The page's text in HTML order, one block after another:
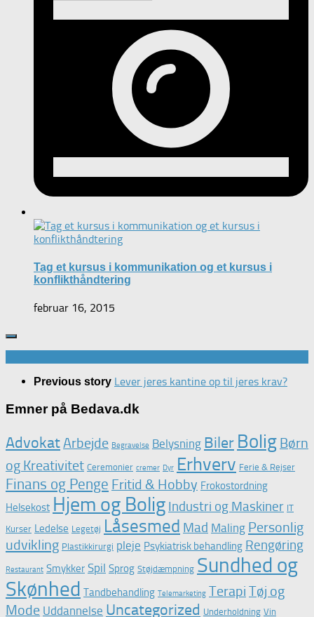
Tag et kursus i kommunikation og et kursus i
konflikthåndtering
februar 16, 2015
Previous story Lever jeres kantine op til jeres krav?
Emner på Bedava.dk
AdvokatArbejde Begravelse Belysning Biler Bolig Børn
og Kreativitet Ceremonier cremer Dyr Erhverv Ferie & Rejser
Finans og Penge Fritid & Hobby Frokostordning
Helsekost Hjem og Bolig Industri og Maskiner IT
Kurser Ledelse Legetøj Låsesmed Mad Maling Personlig
udvikling Plastikkirurgi pleje Psykiatrisk behandling Rengøring
Restaurant Smykker Spil Sprog Støjdæmpning Sundhed og
Skønhed Tandbehandling Telemarketing Terapi Tøj og
Mode Uddannelse Uncategorized Underholdning Vin